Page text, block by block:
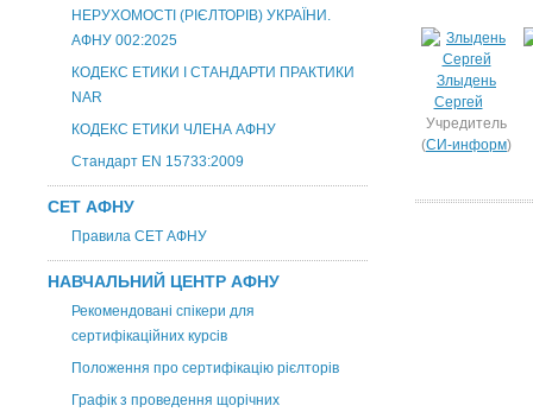
НЕРУХОМОСТІ (РІЄЛТОРІВ) УКРАЇНИ.
АФНУ 002:2025
КОДЕКС ЕТИКИ І СТАНДАРТИ ПРАКТИКИ
NAR
КОДЕКС ЕТИКИ ЧЛЕНА АФНУ
Стандарт EN 15733:2009
СЕТ АФНУ
Правила СЕТ АФНУ
НАВЧАЛЬНИЙ ЦЕНТР АФНУ
Рекомендовані спікери для
сертифікаційних курсів
Положення про сертифікацію рієлторів
Графік з проведення щорічних
Злыдень
Сергей
Учредитель
(СИ-информ)